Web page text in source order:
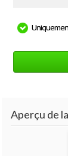
Aperçu de